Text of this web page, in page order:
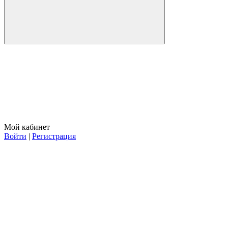
Мой кабинет
Войти | Регистрация